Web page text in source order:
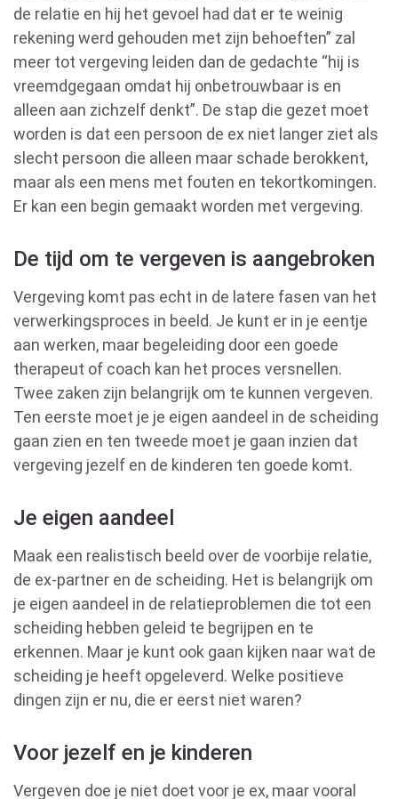
de relatie en hij het gevoel had dat er te weinig
rekening werd gehouden met zijn behoeften” zal
meer tot vergeving leiden dan de gedachte “hij is
vreemdgegaan omdat hij onbetrouwbaar is en
alleen aan zichzelf denkt”. De stap die gezet moet
worden is dat een persoon de ex niet langer ziet als
slecht persoon die alleen maar schade berokkent,
maar als een mens met fouten en tekortkomingen.
Er kan een begin gemaakt worden met vergeving.
De tijd om te vergeven is aangebroken
Vergeving komt pas echt in de latere fasen van het
verwerkingsproces in beeld. Je kunt er in je eentje
aan werken, maar begeleiding door een goede
therapeut of coach kan het proces versnellen.
Twee zaken zijn belangrijk om te kunnen vergeven.
Ten eerste moet je je eigen aandeel in de scheiding
gaan zien en ten tweede moet je gaan inzien dat
vergeving jezelf en de kinderen ten goede komt.
Je eigen aandeel
Maak een realistisch beeld over de voorbije relatie,
de ex-partner en de scheiding. Het is belangrijk om
je eigen aandeel in de relatieproblemen die tot een
scheiding hebben geleid te begrijpen en te
erkennen. Maar je kunt ook gaan kijken naar wat de
scheiding je heeft opgeleverd. Welke positieve
dingen zijn er nu, die er eerst niet waren?
Voor jezelf en je kinderen
Vergeven doe je niet doet voor je ex, maar vooral